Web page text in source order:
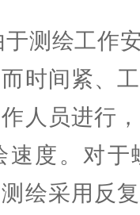
于测绘工作
时间紧、
人员进行
速度。对
绘采用反